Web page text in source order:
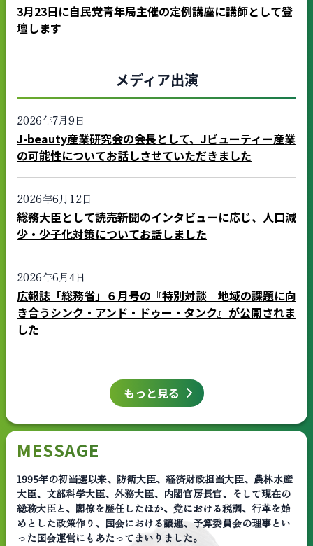
3月23日に自民党青年局主催の定例講座に講師として登
壇します
メディア出演
2026年7月9日
J-beauty産業研究会の会長として、Jビューティー産業
の可能性についてお話しさせていただきました
2026年6月12日
総務大臣として読売新聞のインタビューに応じ、人口減
少・少子化対策についてお話しました
2026年6月4日
広報誌「総務省」６月号の『特別対談 地域の課題に向
き合うシンク・アンド・ドゥー・タンク』が公開されま
した
もっと見る
MESSAGE
1995年の初当選以来、防衛大臣、経済財政担当大臣、農林水産
大臣、文部科学大臣、外務大臣、内閣官房長官、そして現在の
総務大臣と、閣僚を歴任したほか、党における税調、行革を始
めとした政策作り、国会における議運、予算委員会の理事とい
った国会運営にもあたってまいりました。